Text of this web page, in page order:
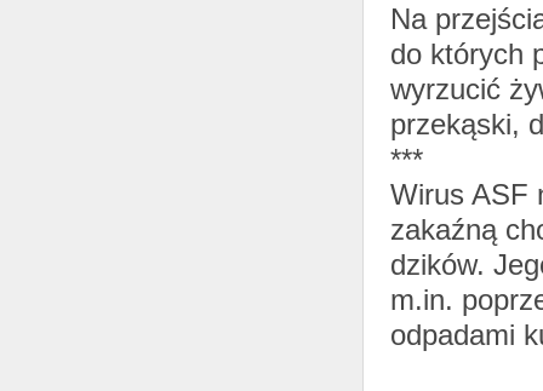
Na
do których
wyrzucić
przekąski,
***
Wirus ASF
zakaźną
dzików.
m.in.
odpadami